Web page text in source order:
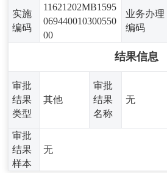
实施
编码
11621202MB1595
069440010300550
00
业务办理
编码
结果信息
审批
结果
类型
其他
审批
结果
名称
无
审批
结果
样本
无